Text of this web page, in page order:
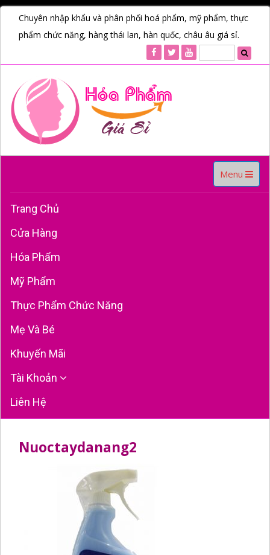
Chuyên nhập khẩu và phân phối hoá phẩm, mỹ phẩm, thực
phẩm chức năng, hàng thái lan, hàn quốc, châu âu giá sỉ.
Toggle
navigation
Menu
Trang Chủ
Cửa Hàng
Hóa Phẩm
Mỹ Phẩm
Thực Phẩm Chức Năng
Mẹ Và Bé
Khuyến Mãi
Tài Khoản
Liên Hệ
Nuoctaydanang2